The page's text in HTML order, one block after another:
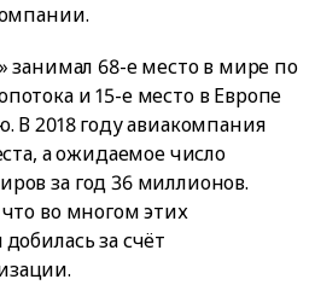
занимал 68-е место в мире по
и 15-е место в Европе
В 2018 году авиакомпания
а ожидаемое число
за год 36 миллионов.
во многом этих
за счёт